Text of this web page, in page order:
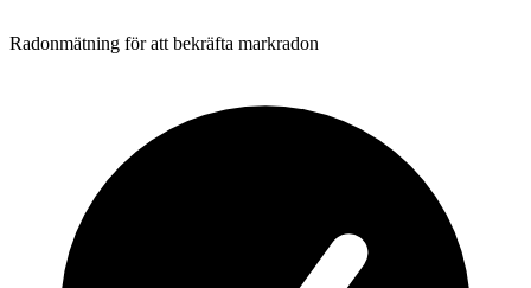
Radonmätning för att bekräfta markradon